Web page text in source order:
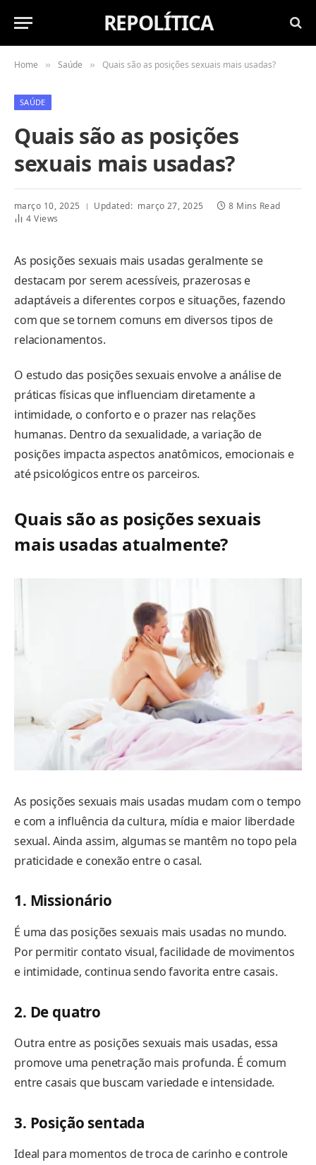
REPOLÍTICA
Home » Saúde » Quais são as posições sexuais mais usadas?
SAÚDE
Quais são as posições
sexuais mais usadas?
março 10, 2025 Updated: março 27, 2025
8 Mins Read
4Views
As posições sexuais mais usadas geralmente se
destacam por serem acessíveis, prazerosas e
adaptáveis a diferentes corpos e situações, fazendo
com que se tornem comuns em diversos tipos de
relacionamentos.
O estudo das posições sexuais envolve a análise de
práticas físicas que influenciam diretamente a
intimidade, o conforto e o prazer nas relações
humanas. Dentro da sexualidade, a variação de
posições impacta aspectos anatômicos, emocionais e
até psicológicos entre os parceiros.
Quais são as posições sexuais
mais usadas atualmente?
As posições sexuais mais usadas mudam com o tempo
e com a influência da cultura, mídia e maior liberdade
sexual. Ainda assim, algumas se mantêm no topo pela
praticidade e conexão entre o casal.
1. Missionário
É uma das posições sexuais mais usadas no mundo.
Por permitir contato visual, facilidade de movimentos
e intimidade, continua sendo favorita entre casais.
2. De quatro
Outra entre as posições sexuais mais usadas, essa
promove uma penetração mais profunda. É comum
entre casais que buscam variedade e intensidade.
3. Posição sentada
Ideal para momentos de troca de carinho e controle